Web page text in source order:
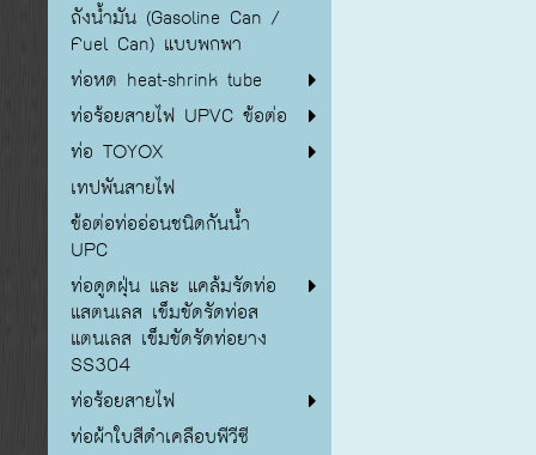
ถังน้ำมัน (Gasoline Can /
Fuel Can) แบบพกพา
ท่อหด heat-shrink tube
ท่อร้อยสายไฟ UPVC ข้อต่อ
ท่อ TOYOX
เทปพันสายไฟ
ข้อต่อท่ออ่อนชนิดกันน้ำ
UPC
ท่อดูดฝุ่น และ แคล้มรัดท่อ
แสตนเลส เข็มขัดรัดท่อส
แตนเลส เข็มขัดรัดท่อยาง
SS304
ท่อร้อยสายไฟ
ท่อผ้าใบสีดำเคลือบพีวีซี